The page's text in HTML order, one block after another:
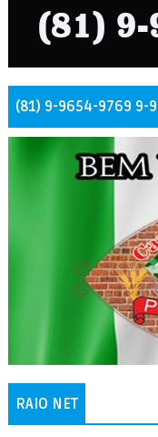
(81) 9-9654-9769 9-
RAIO NET